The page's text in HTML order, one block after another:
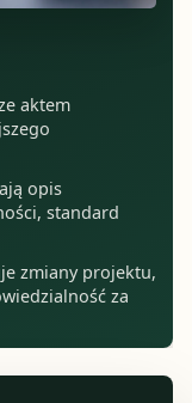
aktem
opis
standard
zmiany projektu,
za